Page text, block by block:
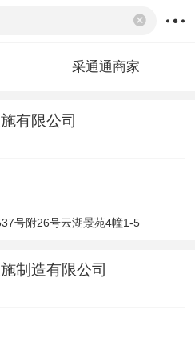
采通通商家
有限公司
号附26号云湖景苑4幢1-5
制造有限公司